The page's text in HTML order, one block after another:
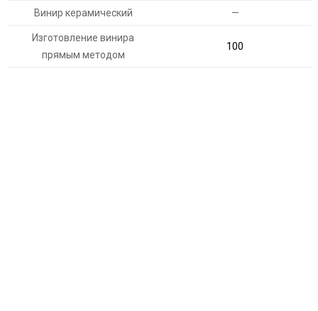
Винир керамический —
Изготовление винира
прямым методом
100